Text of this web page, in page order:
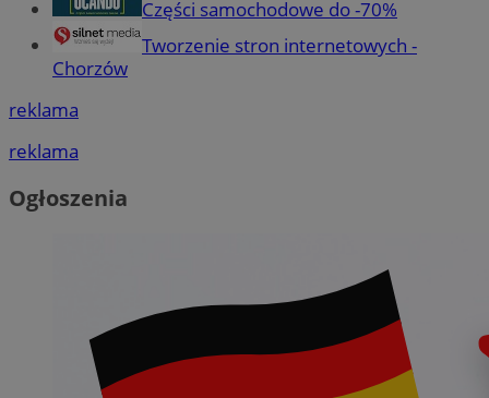
Części samochodowe do -70%
Tworzenie stron internetowych -
Chorzów
reklama
reklama
Ogłoszenia